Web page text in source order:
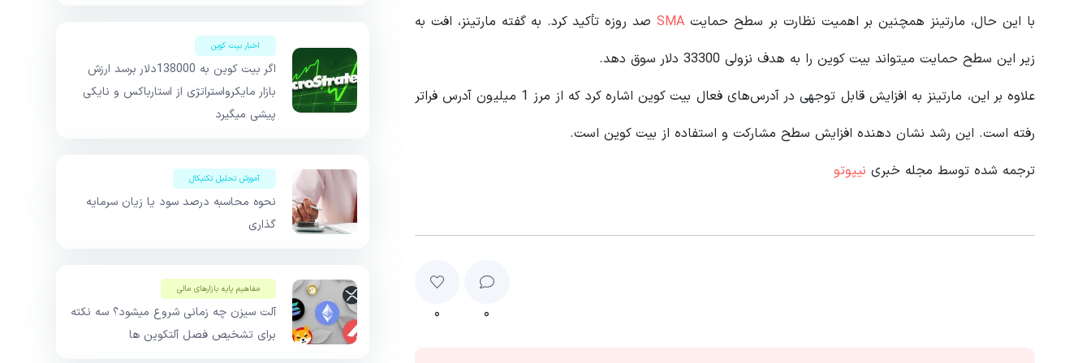
با این حال، مارتینز همچنین بر اهمیت نظارت بر سطح حمایت SMAصد روزه تأکید کرد. به گفته مارتینز، افت به
زیر این سطح حمایت میتواند بیت کوین را به هدف نزولی 33300 دلار سوق دهد.
علاوه بر این، مارتینز به افزایش قابل توجهی در آدرس‌های فعال بیت کوین اشاره کرد که از مرز 1 میلیون آدرس فراتر
رفته است. این رشد نشان دهنده افزایش سطح مشارکت و استفاده از بیت کوین است.
ترجمه شده توسط مجله خبری نیپوتو
۰ ۰
اخبار بیت کوین
اگر بیت کوین به 138000دلار برسد ارزش
بازار مایکرواستراتژی از استارباکس و نایکی
پیشی میگیرد
آموزش تحلیل تکنیکال
نحوه محاسبه درصد سود یا زیان سرمایه
گذاری
مفاهیم پایه بازار‌های مالی
آلت سیزن چه زمانی شروع میشود؟ سه نکته
برای تشخیص فصل آلتکوین ها